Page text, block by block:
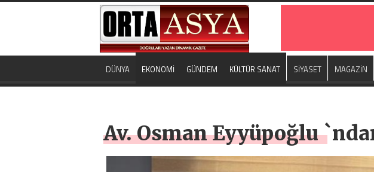
DÜNYA EKONOMİ GÜNDEM KÜLTÜR SANAT SİYASET MAGAZİN
Av. Osman Eyyüpoğlu